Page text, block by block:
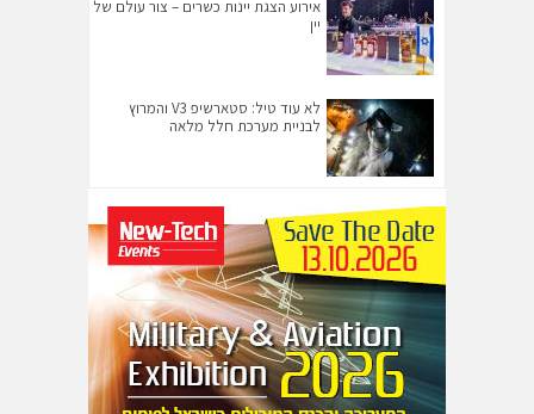
אירוע הצגת יינות כשרים – צור עולם של
יין
לא עוד טיל: סטארשיפ V3 והמרוץ
לבניית מערכת חלל מלאה